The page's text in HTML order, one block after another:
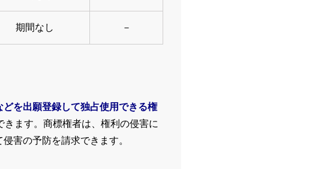
期間なし －
を出願登録して独占使用できる権
ます。商標権者は、権利の侵害に
害の予防を請求できます。